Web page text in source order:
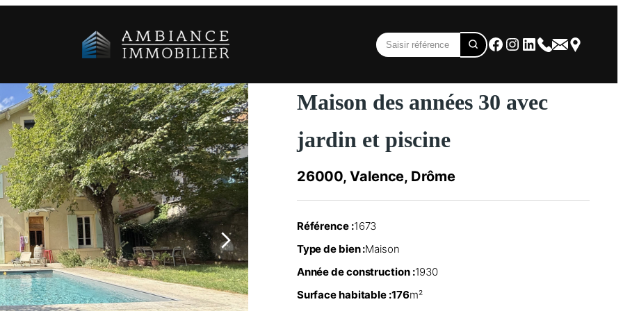
Facebook
Instagram
LinkedIn
Maison des années 30 avec
jardin et piscine
26000, Valence, Drôme
Référence :1673
Type de bien :Maison
Année de construction :1930
Surface habitable :176m²